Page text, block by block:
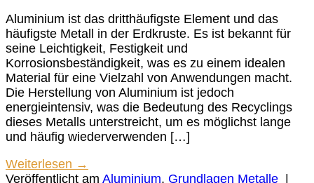
Aluminium ist das dritthäufigste Element und das
häufigste Metall in der Erdkruste. Es ist bekannt für
seine Leichtigkeit, Festigkeit und
Korrosionsbeständigkeit, was es zu einem idealen
Material für eine Vielzahl von Anwendungen macht.
Die Herstellung von Aluminium ist jedoch
energieintensiv, was die Bedeutung des Recyclings
dieses Metalls unterstreicht, um es möglichst lange
und häufig wiederverwenden […]
Weiterlesen →
Veröffentlicht am Aluminium, Grundlagen Metalle